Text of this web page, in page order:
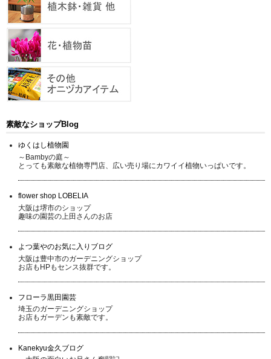
素敵なショップBlog
ゆくはし植物園
～Bambyの庭～
とっても素敵な植物専門店、広い売り場にカワイイ植物いっぱいです。
flower shop LOBELIA
大阪は堺市のショップ
趣味の園芸の上田さんのお店
よつ葉やのお気に入りブログ
大阪は豊中市のガーデニングショップ
お店もHPもセンス抜群です。
フローラ黒田園芸
埼玉のガーデニングショップ
お店もガーデンも素敵です。
Kanekyu金久ブログ